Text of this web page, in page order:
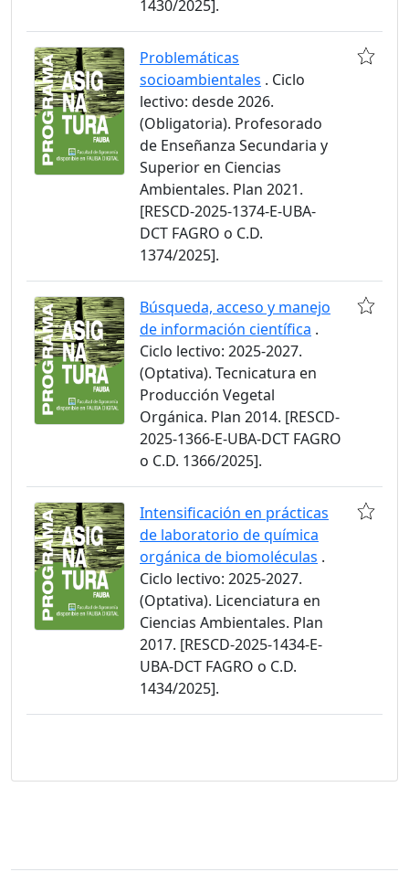
1430/2025].
Problemáticas
socioambientales . Ciclo
lectivo: desde 2026.
(Obligatoria). Profesorado
de Enseñanza Secundaria y
Superior en Ciencias
Ambientales. Plan 2021.
[RESCD-2025-1374-E-UBA-
DCT FAGRO o C.D.
1374/2025].
Búsqueda, acceso y manejo
de información científica .
Ciclo lectivo: 2025-2027.
(Optativa). Tecnicatura en
Producción Vegetal
Orgánica. Plan 2014. [RESCD-
2025-1366-E-UBA-DCT FAGRO
o C.D. 1366/2025].
Intensificación en prácticas
de laboratorio de química
orgánica de biomoléculas .
Ciclo lectivo: 2025-2027.
(Optativa). Licenciatura en
Ciencias Ambientales. Plan
2017. [RESCD-2025-1434-E-
UBA-DCT FAGRO o C.D.
1434/2025].